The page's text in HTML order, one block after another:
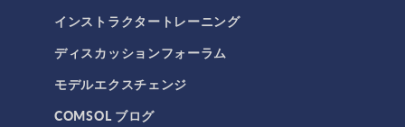
インストラクタートレーニング
ディスカッションフォーラム
モデルエクスチェンジ
COMSOL ブログ